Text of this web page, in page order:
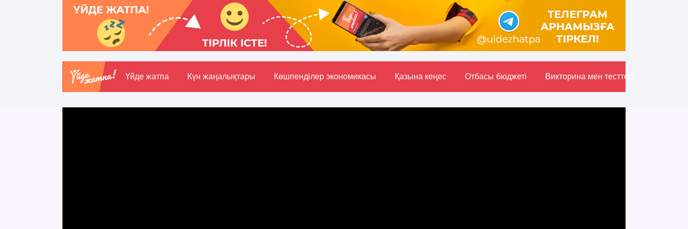
Үйде жатпа Күн жаңалықтары Көшпенділер экономикасы Қазына кеңес Отбасы бюджетi Викторина мен тесттер